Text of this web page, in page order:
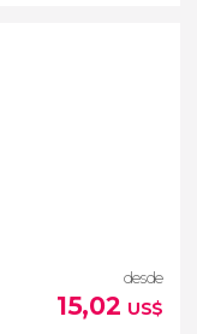
desde
15,02 US$